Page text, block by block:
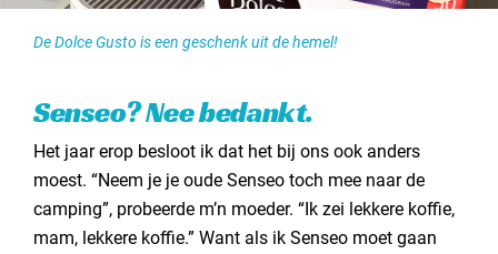
De Dolce Gusto is een geschenk uit de hemel!
Senseo? Nee bedankt.
Het jaar erop besloot ik dat het bij ons ook anders
moest. “Neem je je oude Senseo toch mee naar de
camping”, probeerde m’n moeder. “Ik zei lekkere koffie,
mam, lekkere koffie.” Want als ik Senseo moet gaan